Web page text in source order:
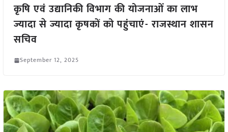
कृषि एवं उद्यानिकी विभाग की योजनाओं का लाभ
ज्यादा से ज्यादा कृषकों को पहुंचाएं- राजस्थान शासन
सचिव
September 12, 2025